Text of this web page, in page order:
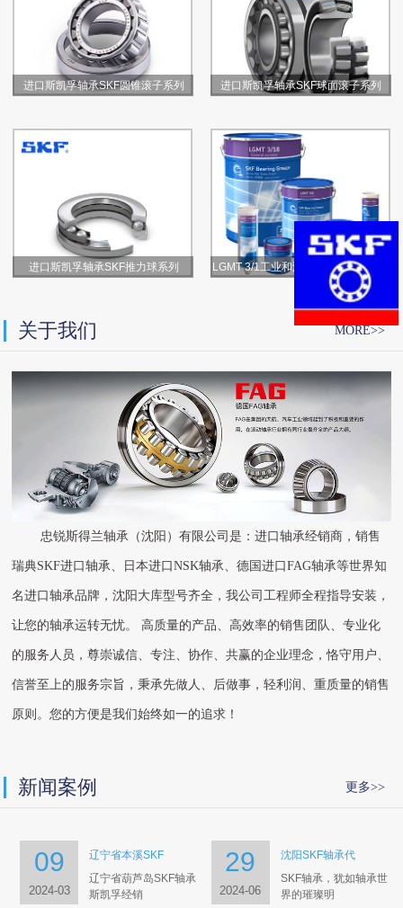
进口斯凯孚轴承SKF圆锥滚子系列 进口斯凯孚轴承SKF球面滚子系列
进口斯凯孚轴承SKF推力球系列 LGMT 3/1工业和汽车通用轴承润滑脂
关于我们 MORE>>
忠锐斯得兰轴承（沈阳）有限公司是：进口轴承经销商，销售
瑞典SKF进口轴承、日本进口NSK轴承、德国进口FAG轴承等世界知
名进口轴承品牌，沈阳大库型号齐全，我公司工程师全程指导安装，
让您的轴承运转无忧。 高质量的产品、高效率的销售团队、专业化
的服务人员，尊崇诚信、专注、协作、共赢的企业理念，恪守用户、
信誉至上的服务宗旨，秉承先做人、后做事，轻利润、重质量的销售
原则。您的方便是我们始终如一的追求！
新闻案例 更多>>
29
2024-06
沈阳SKF轴承代
SKF轴承，犹如轴承世
界的璀璨明
09
2024-03
辽宁省本溪SKF
辽宁省葫芦岛SKF轴承
斯凯孚经销